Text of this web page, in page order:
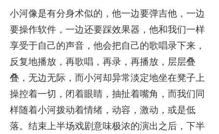
小河像是有分身术似的，他一边要弹吉他，一边
要操作软件，一边还要踩效果器，他和我们一样
享受于自己的声音，他会把自己的歌唱录下来，
反复地播放，再歌唱，再录，再播放，层层叠
叠，无边无际，而小河却异常淡定地坐在凳子上
操控着一切，闭着眼睛，抽扯着嘴角，而我们同
样随着小河拨动着情绪，动容，激动，或是低
落。结束上半场戏剧意味极浓的演出之后，下半